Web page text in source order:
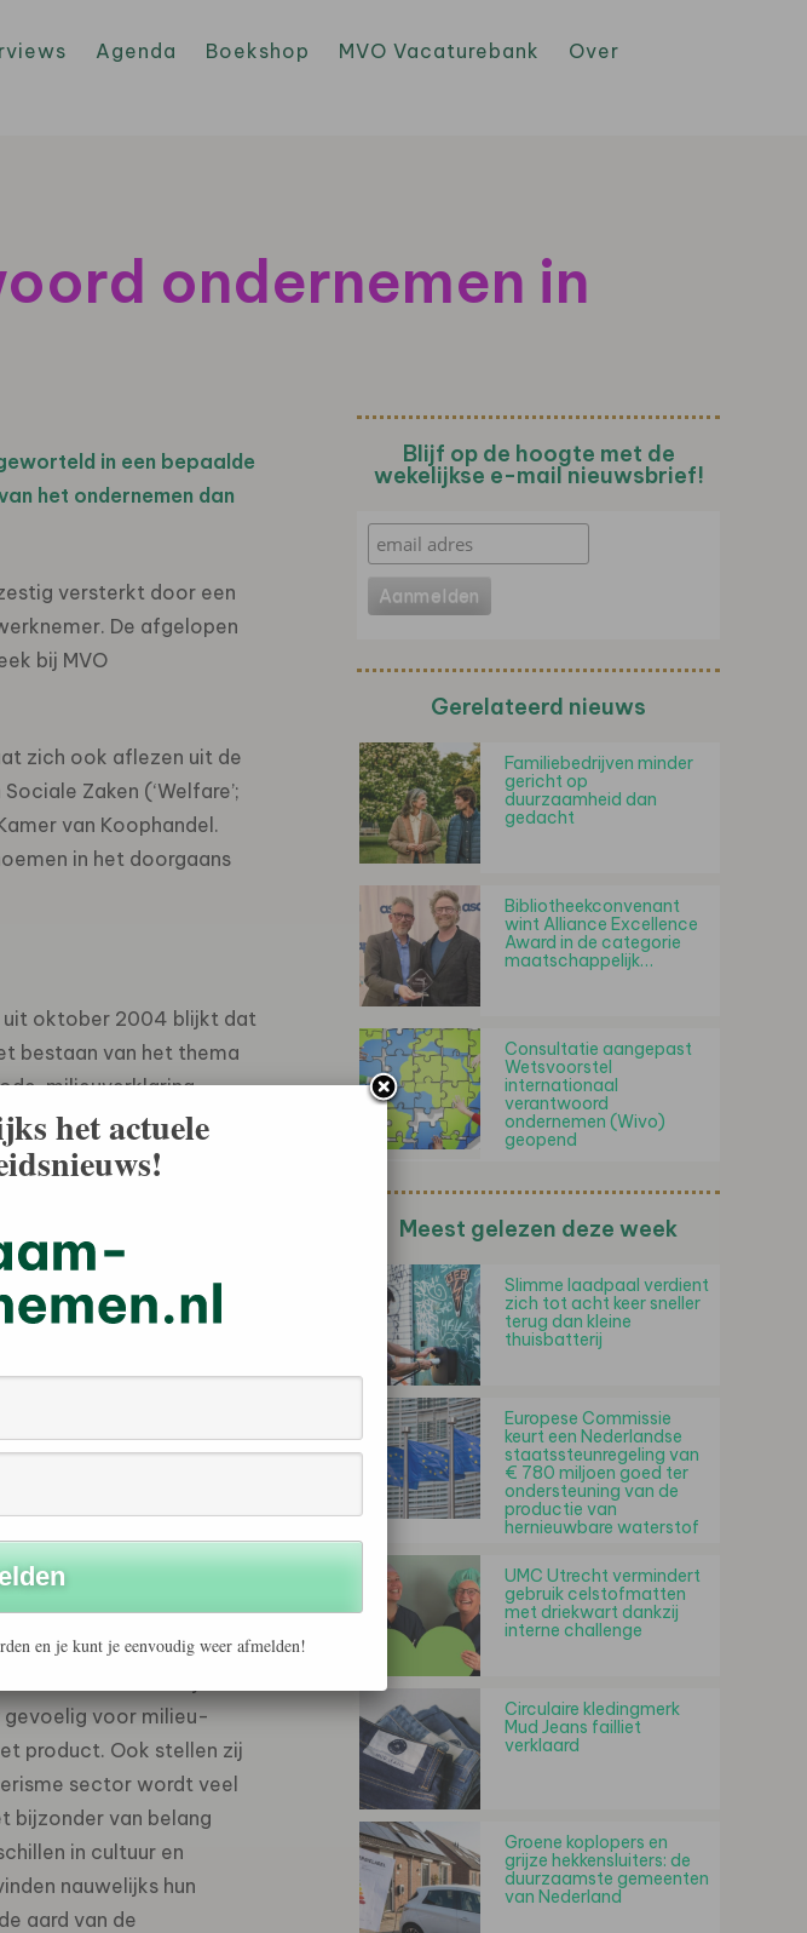
Agenda Boekshop MVO Vacaturebank
Over
ondernemen in
in een bepaalde
het ondernemen dan
versterkt door een
De afgelopen
bij MVO
zich ook aflezen uit de
Zaken (‘Welfare’;
van Koophandel.
in het doorgaans
uit oktober 2004 blijkt dat
bestaan van het thema
milieuverklaring,
heeft 93%
die vallen onder
van MVO bij de
toe. Initiatieven ten
naarmate de omvang
Programma’s op het
voor, en in 32%
zijn grotere
meer voorlichting krijgen
met het ministerie
waren er 24 loketten;
sector. Zo zijn
gevoelig voor milieu-
product. Ook stellen zij
sector wordt veel
bijzonder van belang
in cultuur en
nauwelijks hun
aard van de
Blijf op de hoogte met de
wekelijkse e-mail nieuwsbrief!
Gerelateerd nieuws
Familiebedrijven minder
gericht op
duurzaamheid dan
gedacht
Bibliotheekconvenant
wint Alliance Excellence
Award in de categorie
maatschappelijk…
Consultatie aangepast
Wetsvoorstel
internationaal
verantwoord
ondernemen (Wivo)
geopend
Meest gelezen deze week
Slimme laadpaal verdient
zich tot acht keer sneller
terug dan kleine
thuisbatterij
Europese Commissie
keurt een Nederlandse
staatssteunregeling van
€ 780 miljoen goed ter
ondersteuning van de
productie van
hernieuwbare waterstof
UMC Utrecht vermindert
gebruik celstofmatten
met driekwart dankzij
interne challenge
Circulaire kledingmerk
Mud Jeans failliet
verklaard
Groene koplopers en
grijze hekkensluiters: de
duurzaamste gemeenten
van Nederland
het actuele
en je kunt je eenvoudig weer afmelden!